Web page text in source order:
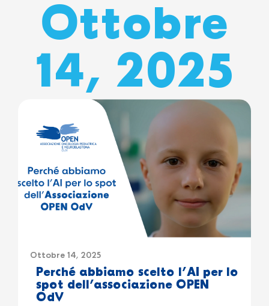
Ottobre
14, 2025
Ottobre 14, 2025
Perché abbiamo scelto l’AI per lo
spot dell’associazione OPEN
OdV